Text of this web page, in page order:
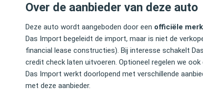
Over de aanbieder van deze auto
Deze auto wordt aangeboden door een officiële
Das Import begeleidt de import, maar is niet de
financial lease constructies). Bij interesse schakelt
credit check laten uitvoeren. Optioneel regelen we
Das Import werkt doorlopend met verschillende
met deze aanbieder.